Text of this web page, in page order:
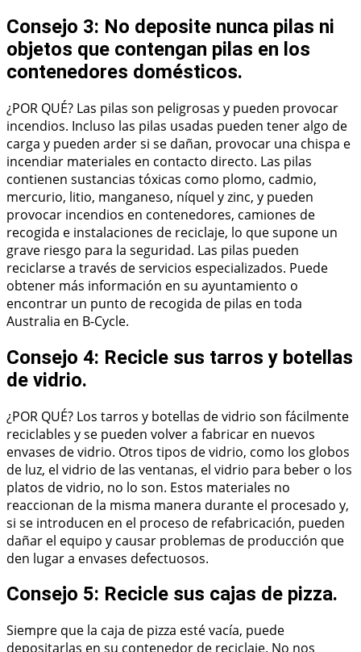
Consejo 3: No deposite nunca pilas ni
objetos que contengan pilas en los
contenedores domésticos.
¿POR QUÉ? Las pilas son peligrosas y pueden provocar
incendios. Incluso las pilas usadas pueden tener algo de
carga y pueden arder si se dañan, provocar una chispa e
incendiar materiales en contacto directo. Las pilas
contienen sustancias tóxicas como plomo, cadmio,
mercurio, litio, manganeso, níquel y zinc, y pueden
provocar incendios en contenedores, camiones de
recogida e instalaciones de reciclaje, lo que supone un
grave riesgo para la seguridad. Las pilas pueden
reciclarse a través de servicios especializados. Puede
obtener más información en su ayuntamiento o
encontrar un punto de recogida de pilas en toda
Australia en B-Cycle.
Consejo 4: Recicle sus tarros y botellas
de vidrio.
¿POR QUÉ? Los tarros y botellas de vidrio son fácilmente
reciclables y se pueden volver a fabricar en nuevos
envases de vidrio. Otros tipos de vidrio, como los globos
de luz, el vidrio de las ventanas, el vidrio para beber o los
platos de vidrio, no lo son. Estos materiales no
reaccionan de la misma manera durante el procesado y,
si se introducen en el proceso de refabricación, pueden
dañar el equipo y causar problemas de producción que
den lugar a envases defectuosos.
Consejo 5: Recicle sus cajas de pizza.
Siempre que la caja de pizza esté vacía, puede
depositarlas en su contenedor de reciclaje. No nos